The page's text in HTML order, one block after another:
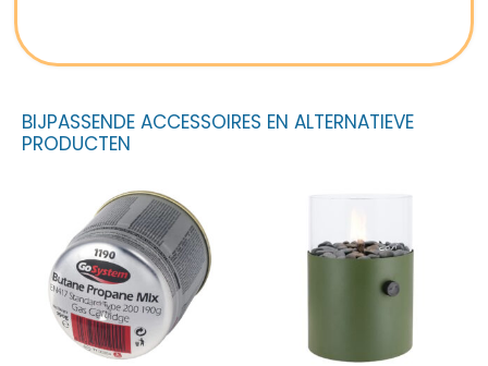
BIJPASSENDE ACCESSOIRES EN ALTERNATIEVE
PRODUCTEN